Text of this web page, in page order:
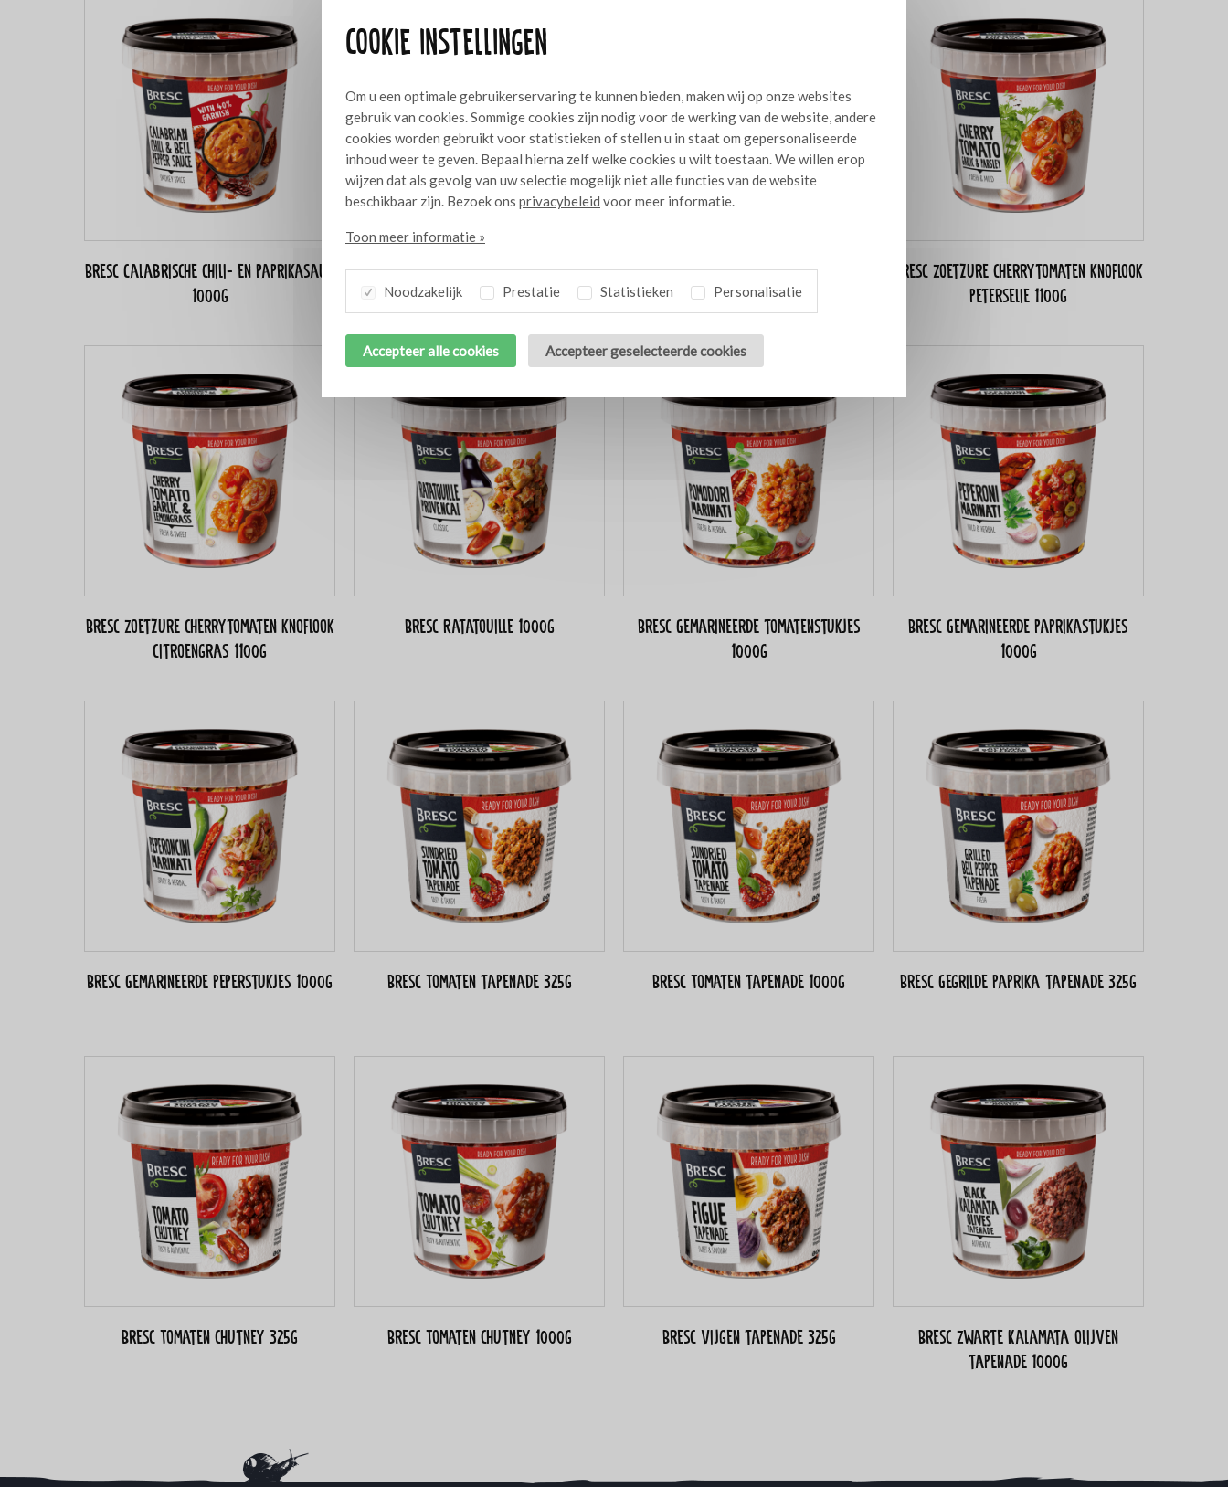
Cookie instellingen
Om u een optimale gebruikerservaring te kunnen bieden, maken wij op onze websites
gebruik van cookies. Sommige cookies zijn nodig voor de werking van de website, andere
cookies worden gebruikt voor statistieken of stellen u in staat om gepersonaliseerde
inhoud weer te geven. Bepaal hierna zelf welke cookies u wilt toestaan. We willen erop
wijzen dat als gevolg van uw selectie mogelijk niet alle functies van de website
beschikbaar zijn. Bezoek ons privacybeleid voor meer informatie.
Toon meer informatie »
Noodzakelijk Prestatie Statistieken Personalisatie
Accepteer alle cookies Accepteer geselecteerde cookies
Bresc Calabrische chili- en paprikasaus
1000g
Bresc Gegrilde paprika & currysaus
1000g
Bresc Zeewier- en groene kruidensaus
1000g
Bresc Zoetzure cherrytomaten knoflook
peterselie 1100g
Bresc Zoetzure cherrytomaten knoflook
citroengras 1100g
Bresc Ratatouille 1000g
Bresc Gemarineerde tomatenstukjes
1000g
Bresc Gemarineerde paprikastukjes
1000g
Bresc Gemarineerde peperstukjes 1000g Bresc Tomaten tapenade 325g Bresc Tomaten tapenade 1000g Bresc Gegrilde paprika tapenade 325g
Bresc Tomaten chutney 325g Bresc Tomaten chutney 1000g Bresc Vijgen tapenade 325g
Bresc Zwarte Kalamata olijven
tapenade 1000g